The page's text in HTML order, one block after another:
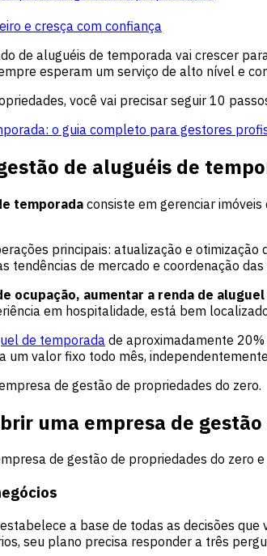
e cresça com confiança
de aluguéis de temporada vai crescer
esperam um serviço de alto nível e
você vai precisar seguir 10
o guia completo para gestores
de aluguéis de
temporada consiste em gerenciar
principais: atualização e
tendências de mercado e coordenação
ocupação, aumentar a renda de
em hospitalidade, está bem
de temporada de aproximadamente
um valor fixo todo mês,
de gestão de propriedades do zero.
uma empresa de
de gestão de propriedades do zero
a base de todas as decisões
seu plano precisa responder a três